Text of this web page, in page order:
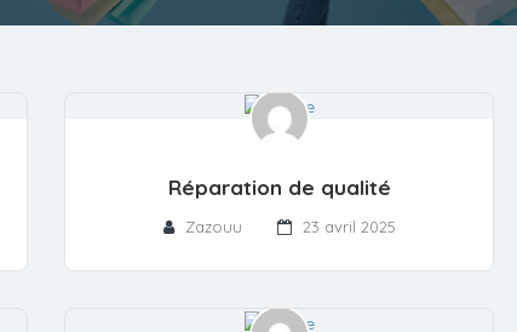
Réparation de qualité
Zazouu 23 avril 2025